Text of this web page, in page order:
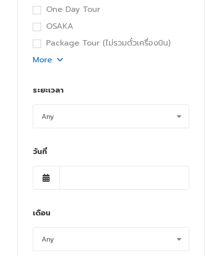
One Day Tour
OSAKA
Package Tour (ไม่รวมตั๋วเครื่องบิน)
More
ระยะเวลา
วันที่
เดือน